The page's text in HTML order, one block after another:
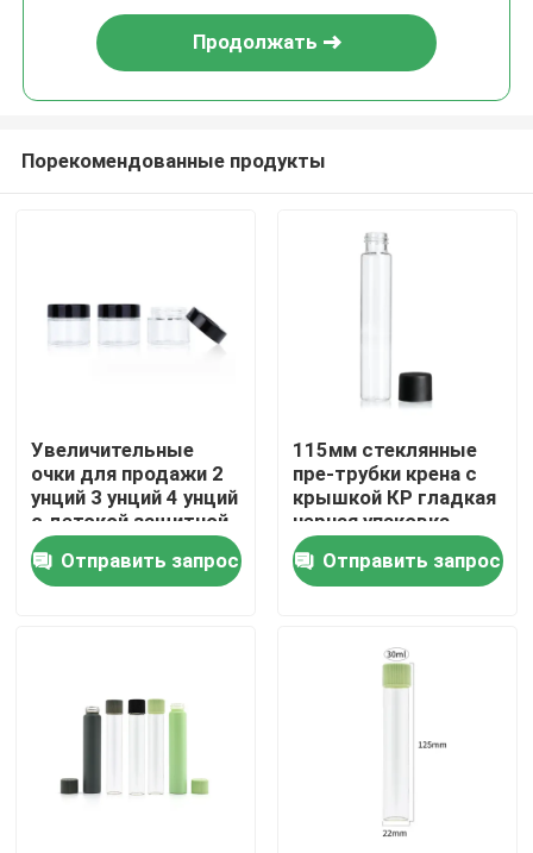
Дом
Продукты
Продолжать
Порекомендованные продукты
Увеличительные
очки для продажи 2
унций 3 унций 4 унций
с детской защитной
крышкой
Отправить запрос
115мм стеклянные
пре-трубки крена с
крышкой КР гладкая
черная упаковка
стеклянной трубки
для детей
Отправить запрос